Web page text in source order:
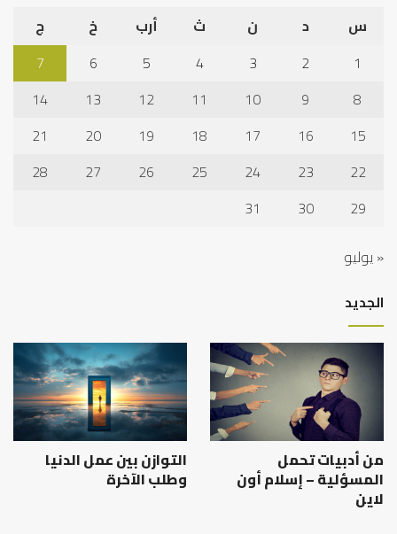
س
د ن ث أرب خ
ج
1
2
3
4
5
6
7
8
9
10
11
12
13
14
15
16
17
18
19
20
21
22
23
24
25
26
27
28
29
30
31
« يوليو
الجديد
من أدبيات تحمل
المسؤلية – إسلام أون
لاين
التوازن بين عمل الدنيا
وطلب الآخرة